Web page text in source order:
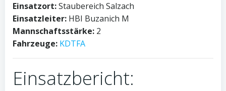
Einsatzort:Staubereich Salzach
Einsatzleiter: HBI Buzanich M
Mannschaftsstärke: 2
Fahrzeuge: KDTFA
Einsatzbericht: